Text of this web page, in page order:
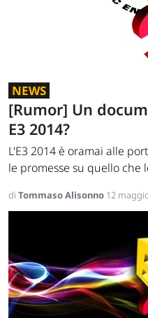
NEWS
[Rumor] Un
E3 2014?
L'E3 2014 è oramai alle
le promesse su quello che
di Tommaso Alisonno 12